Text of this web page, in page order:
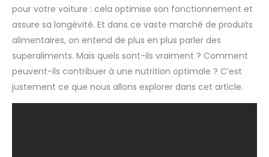
pour votre voiture : cela optimise son fonctionnement et
assure sa longévité. Et dans ce vaste marché de produits
alimentaires, on entend de plus en plus parler des
superaliments. Mais quels sont-ils vraiment ? Comment
peuvent-ils contribuer à une nutrition optimale ? C’est
justement ce que nous allons explorer dans cet article.